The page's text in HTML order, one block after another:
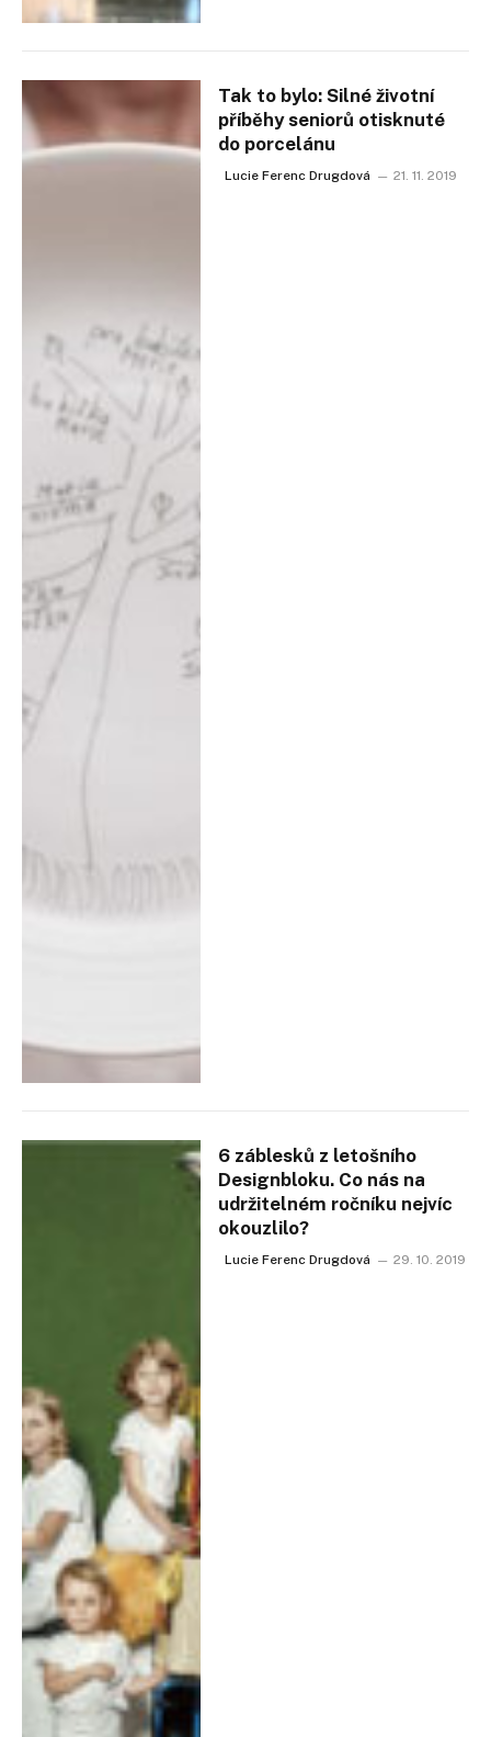
Tak to bylo: Silné životní
příběhy seniorů otisknuté
do porcelánu
Lucie Ferenc Drugdová 21. 11. 2019
6 záblesků z letošního
Designbloku. Co nás na
udržitelném ročníku nejvíc
okouzlilo?
Lucie Ferenc Drugdová 29. 10. 2019